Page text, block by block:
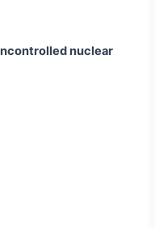
Uncontrolled nuclear